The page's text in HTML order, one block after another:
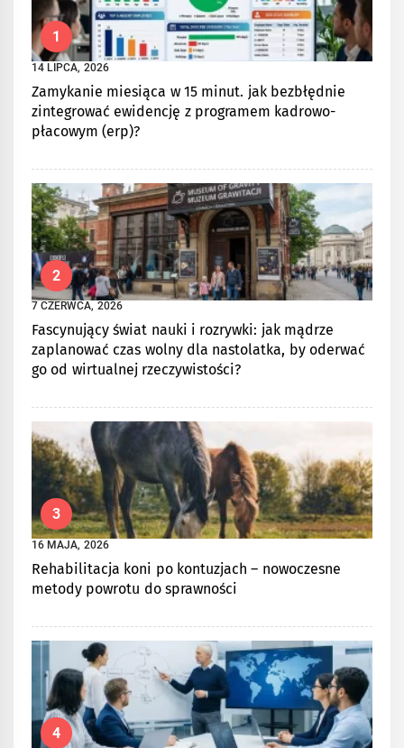
1
14 LIPCA, 2026
Zamykanie miesiąca w 15 minut. jak bezbłędnie
zintegrować ewidencję z programem kadrowo-
płacowym (erp)?
2
7 CZERWCA, 2026
Fascynujący świat nauki i rozrywki: jak mądrze
zaplanować czas wolny dla nastolatka, by oderwać
go od wirtualnej rzeczywistości?
3
16 MAJA, 2026
Rehabilitacja koni po kontuzjach – nowoczesne
metody powrotu do sprawności
4